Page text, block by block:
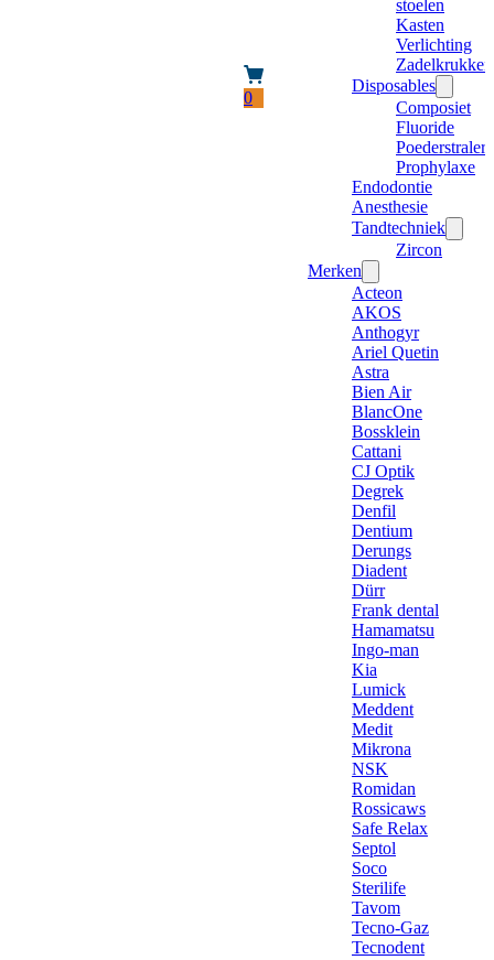
0
stoelen
Kasten
Verlichting
Zadelkrukken
Disposables
Composiet
Fluoride
Poederstraler
Prophylaxe
Endodontie
Anesthesie
Tandtechniek
Zircon
Merken
Acteon
AKOS
Anthogyr
Ariel Quetin
Astra
Bien Air
BlancOne
Bossklein
Cattani
CJ Optik
Degrek
Denfil
Dentium
Derungs
Diadent
Dürr
Frank dental
Hamamatsu
Ingo-man
Kia
Lumick
Meddent
Medit
Mikrona
NSK
Romidan
Rossicaws
Safe Relax
Septol
Soco
Sterilife
Tavom
Tecno-Gaz
Tecnodent